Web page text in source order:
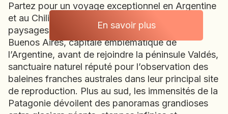
CHINE
CHYPRE
COLOMBIE
CORÉE DU SUD
COSTA RICA
DJIBOUTI
Chili · Argentine
Partez pour un voyage exceptionnel en Argentine
et au Chili, à la découverte des plus beaux
paysages de Patagonie. L’aventure débute à
Buenos Aires, capitale emblématique de
l’Argentine, avant de rejoindre la péninsule Valdés,
sanctuaire naturel réputé pour l’observation des
baleines franches australes dans leur principal site
de reproduction. Plus au sud, les immensités de la
Patagonie dévoilent des panoramas grandioses
En savoir plus